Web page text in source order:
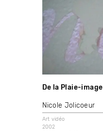
De la Plaie-image
Nicole Jolicoeur
Art vidéo
2002